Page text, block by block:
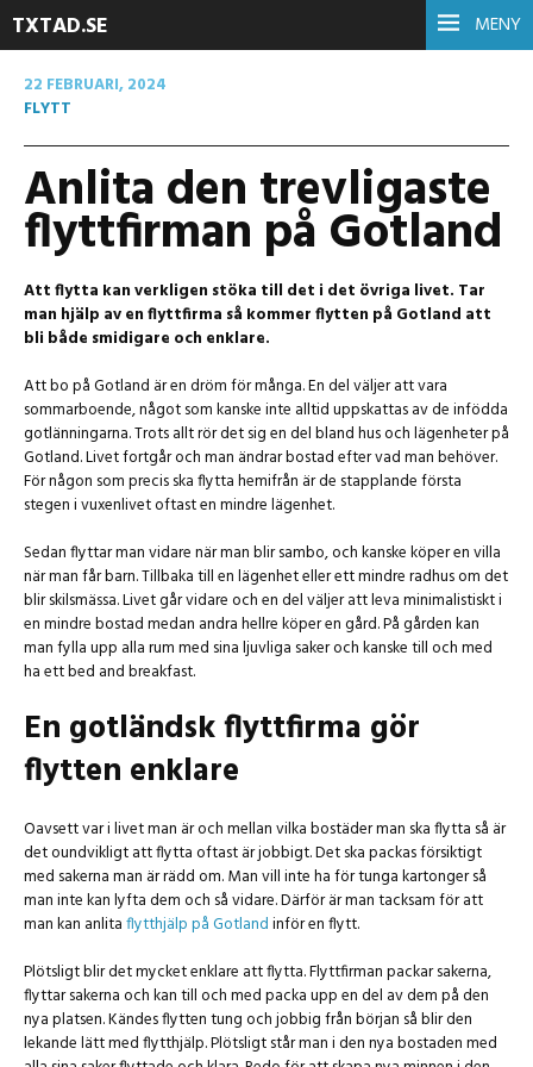
MENY
TXTAD.SE
22 FEBRUARI, 2024
FLYTT
Anlita den trevligaste
flyttfirman på Gotland
Att flytta kan verkligen stöka till det i det övriga livet. Tar
man hjälp av en flyttfirma så kommer flytten på Gotland att
bli både smidigare och enklare.
Att bo på Gotland är en dröm för många. En del väljer att vara
sommarboende, något som kanske inte alltid uppskattas av de infödda
gotlänningarna. Trots allt rör det sig en del bland hus och lägenheter på
Gotland. Livet fortgår och man ändrar bostad efter vad man behöver.
För någon som precis ska flytta hemifrån är de stapplande första
stegen i vuxenlivet oftast en mindre lägenhet.
Sedan flyttar man vidare när man blir sambo, och kanske köper en villa
när man får barn. Tillbaka till en lägenhet eller ett mindre radhus om det
blir skilsmässa. Livet går vidare och en del väljer att leva minimalistiskt i
en mindre bostad medan andra hellre köper en gård. På gården kan
man fylla upp alla rum med sina ljuvliga saker och kanske till och med
ha ett bed and breakfast.
En gotländsk flyttfirma gör
flytten enklare
Oavsett var i livet man är och mellan vilka bostäder man ska flytta så är
det oundvikligt att flytta oftast är jobbigt. Det ska packas försiktigt
med sakerna man är rädd om. Man vill inte ha för tunga kartonger så
man inte kan lyfta dem och så vidare. Därför är man tacksam för att
man kan anlitaflytthjälp på Gotlandinför en flytt.
Plötsligt blir det mycket enklare att flytta. Flyttfirman packar sakerna,
flyttar sakerna och kan till och med packa upp en del av dem på den
nya platsen. Kändes flytten tung och jobbig från början så blir den
lekande lätt med flytthjälp. Plötsligt står man i den nya bostaden med